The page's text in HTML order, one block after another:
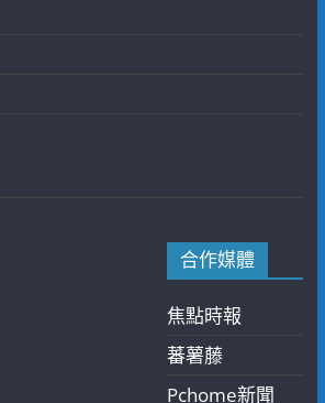
合作媒體
焦點時報
蕃薯藤
Pchome新聞